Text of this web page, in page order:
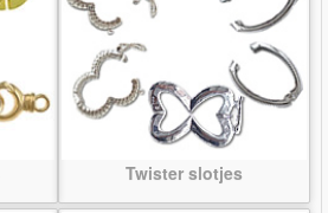
Twister slotjes